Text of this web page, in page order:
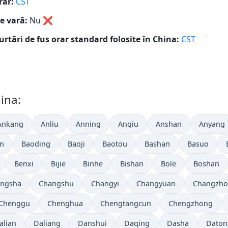
vară: Nu ❌
de fus orar standard folosite în China: CST
Anliu Anning Anqiu Anshan Anyang
Baoding Baoji Baotou Bashan Basuo
Benxi Bijie Binhe Bishan Bole Boshan
Changshu Changyi Changyuan
Chenghua Chengtangcun Chengzhong
Daliang Danshui Daqing Dasha